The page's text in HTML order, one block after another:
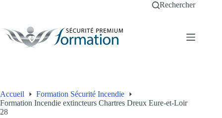
Rechercher
Accueil
Formation Sécurité Incendie
Formation Incendie extincteurs Chartres Dreux Eure-et-Loir
28